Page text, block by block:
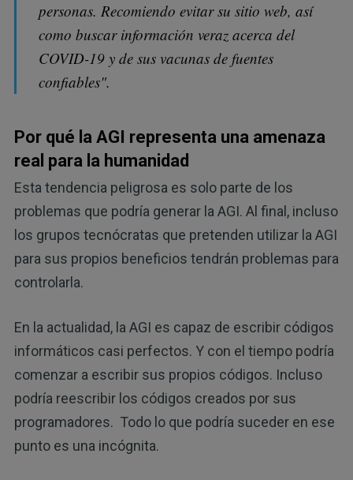
personas. Recomiendo evitar su sitio web, así
como buscar información veraz acerca del
COVID-19 y de sus vacunas de fuentes
confiables".
Por qué la AGI representa una amenaza
real para la humanidad
Esta tendencia peligrosa es solo parte de los
problemas que podría generar la AGI. Al final, incluso
los grupos tecnócratas que pretenden utilizar la AGI
para sus propios beneficios tendrán problemas para
controlarla.
En la actualidad, la AGI es capaz de escribir códigos
informáticos casi perfectos. Y con el tiempo podría
comenzar a escribir sus propios códigos. Incluso
podría reescribir los códigos creados por sus
programadores. Todo lo que podría suceder en ese
punto es una incógnita.